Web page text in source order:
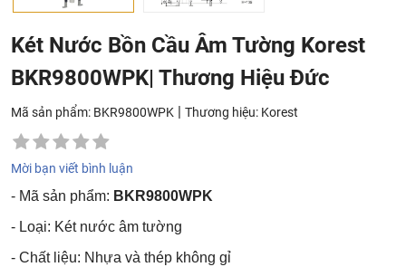
Két Nước Bồn Cầu Âm Tường Korest
BKR9800WPK| Thương Hiệu Đức
Mã sản phẩm: BKR9800WPK | Thương hiệu: Korest
Mời bạn viết bình luận
- Mã sản phẩm: BKR9800WPK
- Loại: Két nước âm tường
- Chất liệu: Nhựa và thép không gỉ